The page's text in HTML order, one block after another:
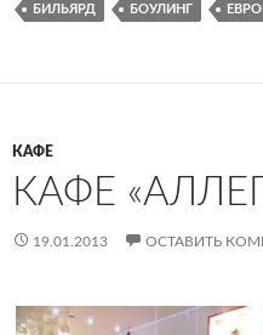
БИЛЬЯРД БОУЛИНГ
КАФЕ
КАФЕ
19.01.2013 ОСТАВИТЬ